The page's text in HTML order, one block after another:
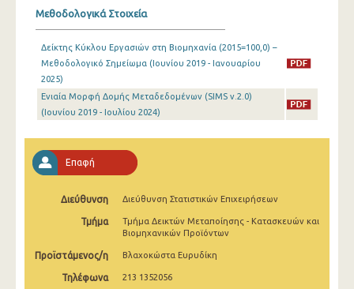
Ιουλίου 2025
Μαΐου 2025
Απριλίου 2025
Μαρτίου 2025
Φεβρουαρίου 2025
Ιανουαρίου 2025
Δεκεμβρίου 2024
Νοεμβρίου 2024
Μεθοδολογικά Στοιχεία
Δείκτης Κύκλου Εργασιών στη Βιομηχανία (2015=100,0) –
Μεθοδολογικό Σημείωμα (Ιουνίου 2019 - Ιανουαρίου
2025)
Ενιαία Μορφή Δομής Μεταδεδομένων (SIMS v.2.0)
(Ιουνίου 2019 - Ιουλίου 2024)
Επαφή
Διεύθυνση Διεύθυνση Στατιστικών Επιχειρήσεων
Τμήμα
Τμήμα Δεικτών Μεταποίησης - Κατασκευών και
Βιομηχανικών Προϊόντων
Προϊστάμενος/η Βλαχοκώστα Ευρυδίκη
Τηλέφωνα 213 1352056